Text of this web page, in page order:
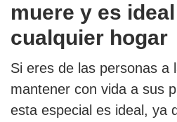
muere y es
cualquier hogar
Si eres de las personas a
mantener con vida a sus
esta especial es ideal, ya